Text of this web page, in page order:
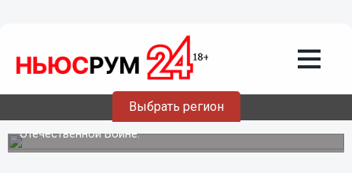
Выбрать регион
12.03.201517:05
Конкурс «Лучшая музейная
экспозиция» стартовал в ПФО
Мероприятие приурочено к 70-летию Победы в Великой
Отечественной Войне.